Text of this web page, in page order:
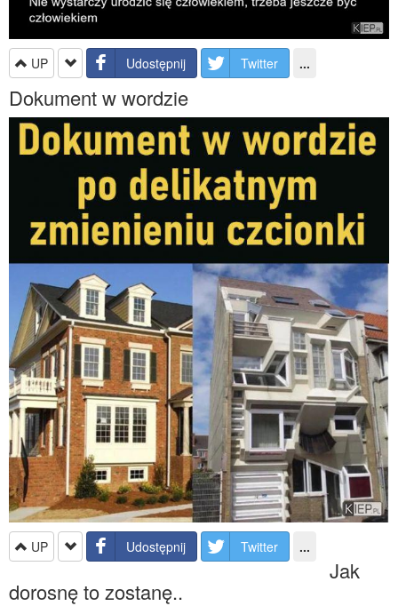
UP Udostępnij Twitter ...
Dokument w wordzie
UP Udostępnij Twitter ...
Jak
dorosnę to zostanę..